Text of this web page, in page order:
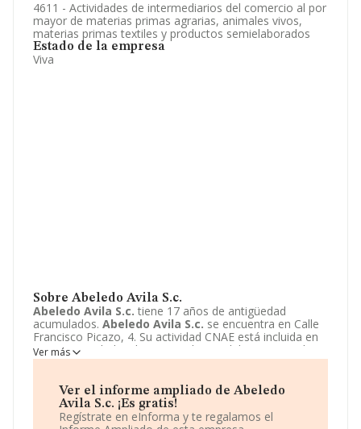
4611 - Actividades de intermediarios del comercio al por
mayor de materias primas agrarias, animales vivos,
materias primas textiles y productos semielaborados
Estado de la empresa
Viva
Sobre Abeledo Avila S.c.
Abeledo Avila S.c. tiene 17 años de antigüedad
acumulados. Abeledo Avila S.c. se encuentra en Calle
Francisco Picazo, 4. Su actividad CNAE está incluida en
4611 - Actividades de intermediarios del comercio al por
mayor de materias primas agrarias, animales vivos,
Abeledo Avila S.c.está registrada como Sociedad civil.
Ver más
Ver el informe ampliado de Abeledo
Avila S.c. ¡Es gratis!
Regístrate en eInforma y te regalamos el